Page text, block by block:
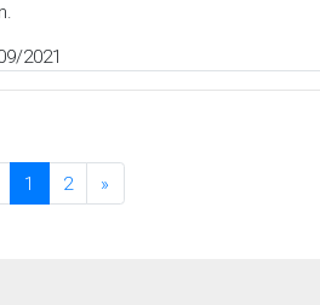
2021
1 2 »